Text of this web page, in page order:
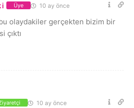
Üye 10 ay önce
olaydakiler gerçekten bizim bir
çıktı
10 ay önce